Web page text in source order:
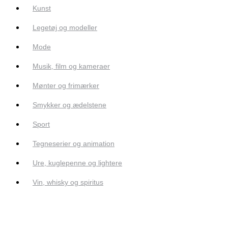
Kunst
Legetøj og modeller
Mode
Musik, film og kameraer
Mønter og frimærker
Smykker og ædelstene
Sport
Tegneserier og animation
Ure, kuglepenne og lightere
Vin, whisky og spiritus